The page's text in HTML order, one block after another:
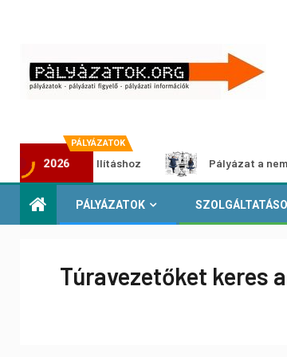
PÁLYÁZATOK
2026
kiállításhoz Pályázat a nemek
PÁLYÁZATOK
Túravezetőket keres